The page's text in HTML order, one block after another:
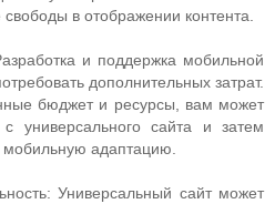
в отображении контента.
и поддержка мобильной
дополнительных затрат.
бюджет и ресурсы, вам может
универсального сайта и затем
мобильную адаптацию.
Универсальный сайт может